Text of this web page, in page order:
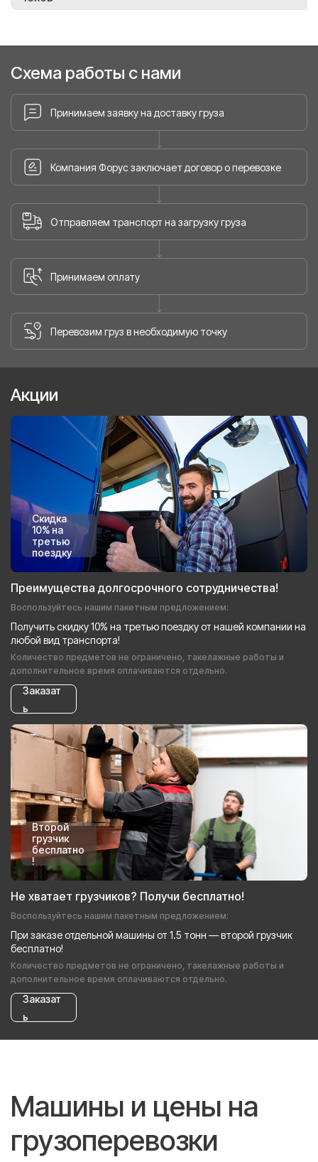
Схема работы с нами
Принимаем заявку на доставку груза
Компания Форус заключает договор о перевозке
Отправляем транспорт на загрузку груза
Принимаем оплату
Перевозим груз в необходимую точку
Акции
Скидка
10% на
третью
поездку
Преимущества долгосрочного сотрудничества!
Воспользуйтесь нашим пакетным предложением:
Получить скидку 10% на третью поездку от нашей компании на
любой вид транспорта!
Количество предметов не ограничено, такелажные работы и
дополнительное время оплачиваются отдельно.
Заказат
ь
Второй
грузчик
бесплатно
!
Не хватает грузчиков? Получи бесплатно!
Воспользуйтесь нашим пакетным предложением:
При заказе отдельной машины от 1.5 тонн — второй грузчик
бесплатно!
Количество предметов не ограничено, такелажные работы и
дополнительное время оплачиваются отдельно.
Заказат
ь
Машины и цены на
грузоперевозки